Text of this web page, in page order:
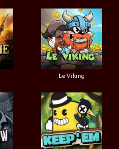
Le Viking